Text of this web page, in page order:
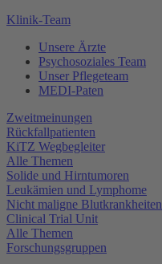
Klinik-Team
Unsere Ärzte
Psychosoziales Team
Unser Pflegeteam
MEDI-Paten
Zweitmeinungen
Rückfallpatienten
KiTZ Wegbegleiter
Alle Themen
Solide und Hirntumoren
Leukämien und Lymphome
Nicht maligne Blutkrankheiten
Clinical Trial Unit
Alle Themen
Forschungsgruppen